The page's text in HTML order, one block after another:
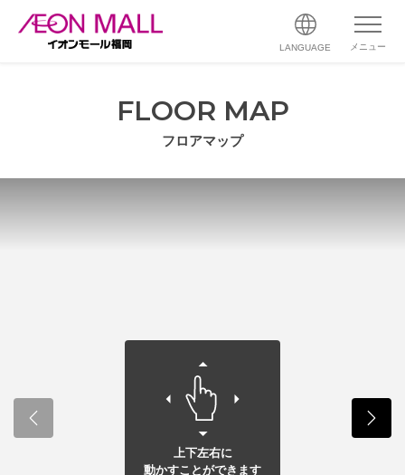
LANGUAGE メニュー
FLOOR MAP
フロアマップ
上下左右に
動かすことができます